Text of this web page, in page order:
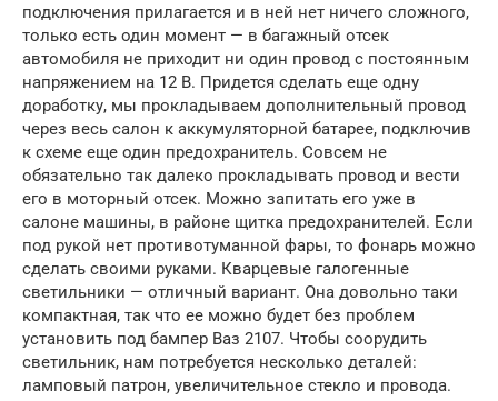
подключения прилагается и в ней нет ничего сложного,
только есть один момент — в багажный отсек
автомобиля не приходит ни один провод с постоянным
напряжением на 12 В. Придется сделать еще одну
доработку, мы прокладываем дополнительный провод
через весь салон к аккумуляторной батарее, подключив
к схеме еще один предохранитель. Совсем не
обязательно так далеко прокладывать провод и вести
его в моторный отсек. Можно запитать его уже в
салоне машины, в районе щитка предохранителей. Если
под рукой нет противотуманной фары, то фонарь можно
сделать своими руками. Кварцевые галогенные
светильники — отличный вариант. Она довольно таки
компактная, так что ее можно будет без проблем
установить под бампер Ваз 2107. Чтобы соорудить
светильник, нам потребуется несколько деталей:
ламповый патрон, увеличительное стекло и провода.